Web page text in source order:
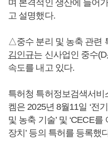
며 본격적인 생산에 들어
고 설명했다.
△중수 분리 및 농축 관련
김인규는 신사업인 중수
속도를 내고 있다.
특허청 특허정보검색서
켐은 2025년 8월11일 ‘전
및 농축 기술’ 및 ‘CECE
장치’ 등의 특허를 등록했